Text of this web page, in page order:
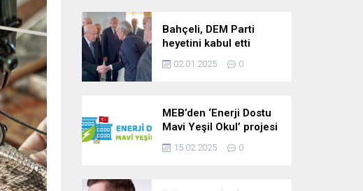
Bahçeli, DEM Parti
heyetini kabul etti
02.01.2025 0
MEB’den ‘Enerji Dostu
Mavi Yeşil Okul’ projesi
15.02.2025 0